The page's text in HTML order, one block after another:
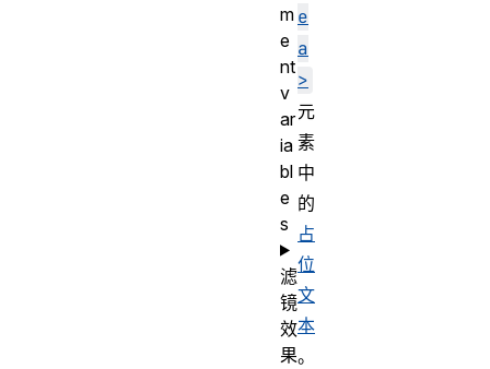
e
a
>
元
素
中
的
占
位
文
本
。
m
e
nt
v
ar
ia
bl
e
s
滤
镜
效
果